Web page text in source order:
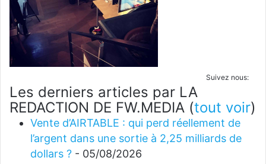
Suivez nous:
Les derniers articles par LA
REDACTION DE FW.MEDIA (tout voir)
Vente d’AIRTABLE : qui perd réellement de
l’argent dans une sortie à 2,25 milliards de
dollars ? - 05/08/2026